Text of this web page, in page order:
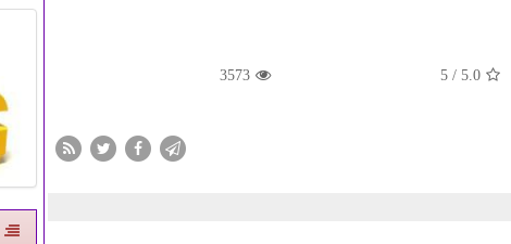
5.0
/ 5
3573